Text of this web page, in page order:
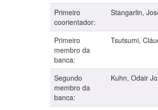
Primeiro
coorientador:
Stangarlin,
Primeiro
membro da
banca:
Tsutsumi,
Segundo
membro da
banca:
Kuhn, Odair